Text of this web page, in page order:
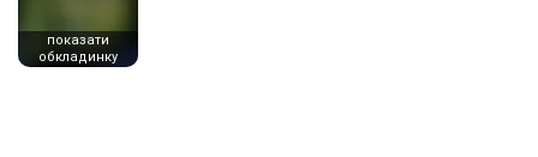
показати
обкладинку